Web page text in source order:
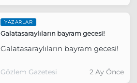
YAZARLAR
Galatasaraylıların bayram gecesi!
Galatasaraylıların bayram gecesi!
Gözlem Gazetesi 2 Ay Önce